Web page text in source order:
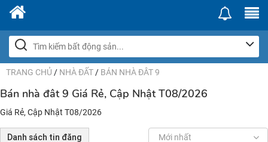
TRANG CHỦ / NHÀ ĐẤT / BÁN NHÀ ĐÂT 9
Bán nhà đât 9 Giá Rẻ, Cập Nhật T08/2026
Giá Rẻ, Cập Nhật T08/2026
Danh sách tin đăng Mới nhất